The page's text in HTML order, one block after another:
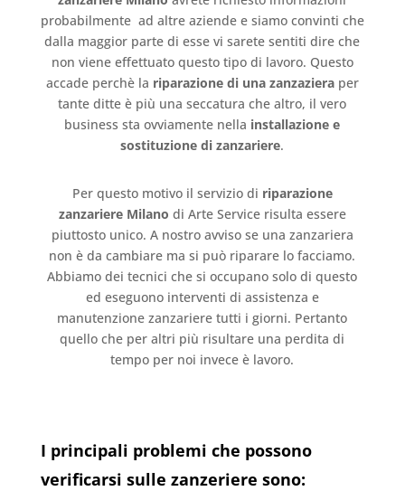
probabilmente ad altre aziende e siamo convinti che
dalla maggior parte di esse vi sarete sentiti dire che
non viene effettuato questo tipo di lavoro. Questo
accade perchè la riparazione di una zanzazieraper
tante ditte è più una seccatura che altro, il vero
business sta ovviamente nella installazione e
sostituzione di zanzariere.
Per questo motivo il servizio di riparazione
zanzariere Milano di Arte Service risulta essere
piuttosto unico. A nostro avviso se una zanzariera
non è da cambiare ma si può riparare lo facciamo.
Abbiamo dei tecnici che si occupano solo di questo
ed eseguono interventi di assistenza e
manutenzione zanzariere tutti i giorni. Pertanto
quello che per altri più risultare una perdita di
tempo per noi invece è lavoro.
I principali problemi che possono
verificarsi sulle zanzeriere sono: